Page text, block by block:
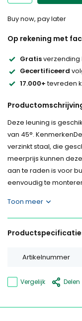
Buy now, pay later
Op rekening met
Gratisverzending
Gecertificeerd
17.000+tevreden
Deze leuning is
van 45°.
verzinkt staal, die
meerprijs kunnen
aan te raden is voor
eenvoudig te
Toon meer
Artikelnummer
Vergelijk Delen